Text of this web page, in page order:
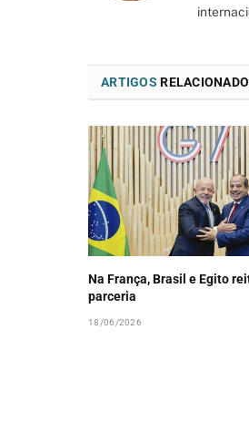
ARTIGOS
Na França, Brasil e Egito
parceria
18/06/2026